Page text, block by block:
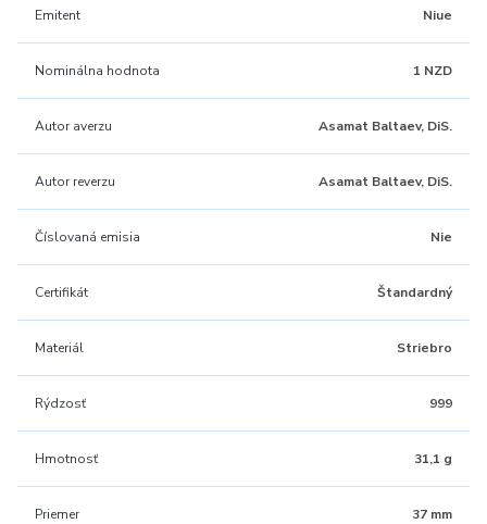
Emitent Niue
Nominálna hodnota 1 NZD
Autor averzu Asamat Baltaev, DiS.
Autor reverzu Asamat Baltaev, DiS.
Číslovaná emisia Nie
Certifikát Štandardný
Materiál Striebro
Rýdzosť 999
Hmotnosť 31,1 g
Priemer 37 mm